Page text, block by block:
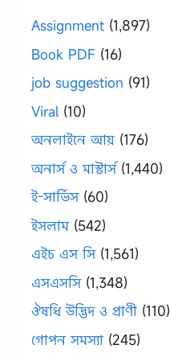
Assignment (1,897)
Book PDF (16)
job suggestion (91)
Viral (10)
অনলাইনে আয় (176)
অনার্স ও মাস্টার্স(1,440)
ই-সার্ভিস(60)
ইসলাম(542)
এইচ এস সি(1,561)
এসএসসি(1,348)
ঔষধি উদ্ভিদ ও প্রাণী (110)
গোপন সমস্যা (245)